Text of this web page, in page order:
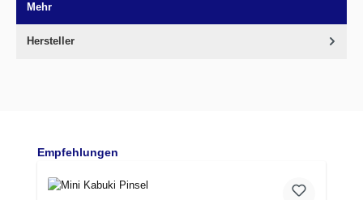
Mehr
Hersteller
Produktgalerie überspringen
Empfehlungen